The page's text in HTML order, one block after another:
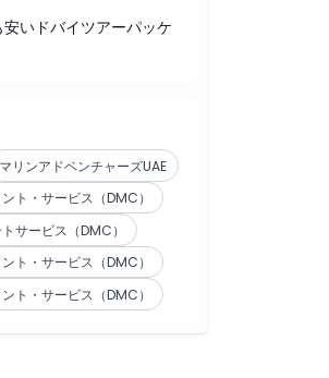
いドバイツアーパッケ
マリンアドベンチャーズUAE
ト・サービス（DMC）
サービス（DMC）
ト・サービス（DMC）
ト・サービス（DMC）